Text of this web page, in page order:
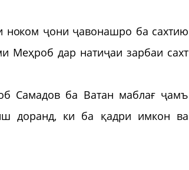
ноком ҷони ҷавонашро ба сахтию
Меҳроб дар натиҷаи зарбаи сахт
Самадов ба Ватан маблағ ҷамъ
доранд, ки ба қадри имкон ва